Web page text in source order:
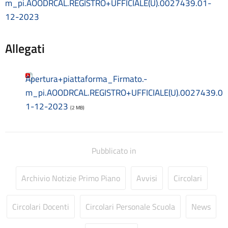
Consulenti e collaboratori
Contatti
Contrattazione integrativa
Cookie Policy (UE)
D.S.G.A.
Dirigente Scolastico
Dirigenza
Home
Incarichi conferiti e autorizzati ai dipendenti
m_pi.AOODRCAL.REGISTRO+UFFICIALE(U).0027439.01-
12-2023
Allegati
Apertura+piattaforma_Firmato.-
m_pi.AOODRCAL.REGISTRO+UFFICIALE(U).0027439.0
1-12-2023 (2 MB)
Pubblicato in
Archivio Notizie Primo Piano Avvisi Circolari
Circolari Docenti Circolari Personale Scuola News